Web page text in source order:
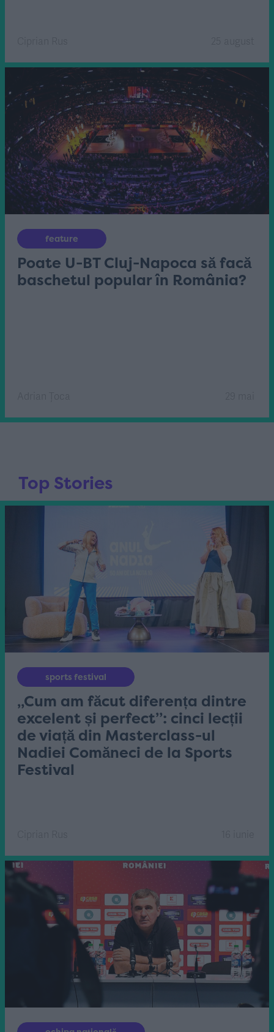
feature
Poate U-BT Cluj-Napoca să facă
baschetul popular în România?
Top Stories
sports festival
„Cum am făcut diferența dintre
excelent și perfect”: cinci lecții
de viață din Masterclass-ul
Nadiei Comăneci de la Sports
Festival